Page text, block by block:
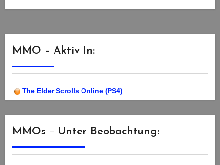
MMO – Aktiv In:
The Elder Scrolls Online (PS4)
MMOs – Unter Beobachtung: